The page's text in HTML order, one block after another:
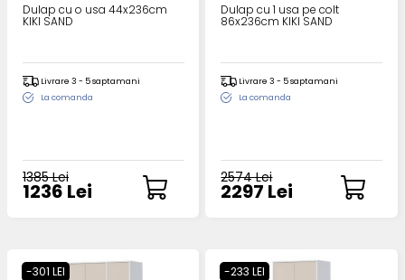
Dulap cu o usa 44x236cm
KIKI SAND
Livrare 3 - 5 saptamani
La comanda
1385 Lei
1236 Lei
Dulap cu 1 usa pe colt
86x236cm KIKI SAND
Livrare 3 - 5 saptamani
La comanda
2574 Lei
2297 Lei
-301 LEI -233 LEI